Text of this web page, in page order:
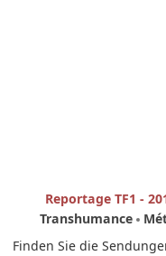
Reportage TF1 -
Transhumance
Finden Sie die